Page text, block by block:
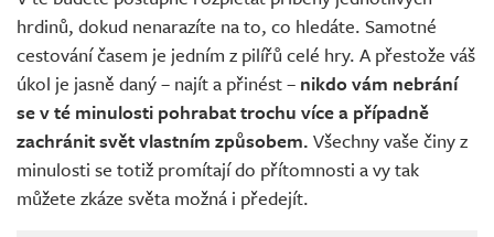
hrdinů, dokud nenarazíte na to, co hledáte. Samotné
cestování časem je jedním z pilířů celé hry. A přestože váš
úkol je jasně daný – najít a přinést – nikdo vám nebrání
se v té minulosti pohrabat trochu více a případně
zachránit svět vlastním způsobem. Všechny vaše činy z
minulosti se totiž promítají do přítomnosti a vy tak
můžete zkáze světa možná i předejít.